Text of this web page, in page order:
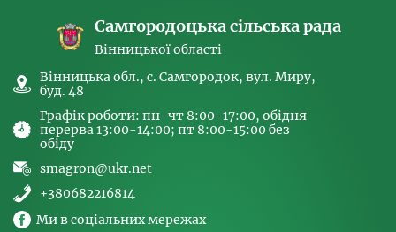
Самгородоцька сільська рада
Вінницької області
Вінницька обл., с. Самгородок, вул. Миру,
буд. 48
Графік роботи: пн-чт 8:00-17:00, обідня
перерва 13:00-14:00; пт 8:00-15:00 без
обіду
smagron@ukr.net
+380682216814
Ми в соціальних мережах